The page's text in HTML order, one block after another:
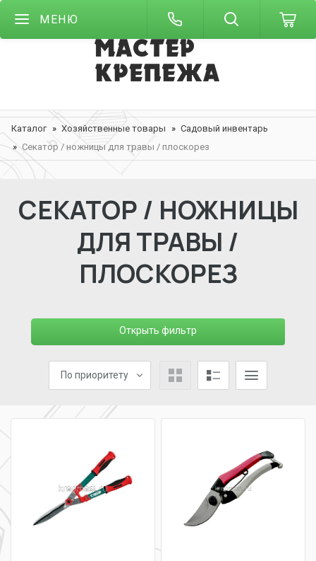
МЕНЮ
Каталог Хозяйственные товары
Садовый инвентарь
Секатор / ножницы для травы / плоскорез
СЕКАТОР / НОЖНИЦЫ
ДЛЯ ТРАВЫ /
ПЛОСКОРЕЗ
Открыть фильтр
По приоритету